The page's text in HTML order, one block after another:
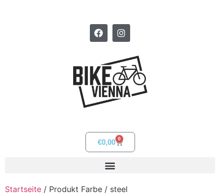
€0,00 0
Startseite / Produkt Farbe / steel